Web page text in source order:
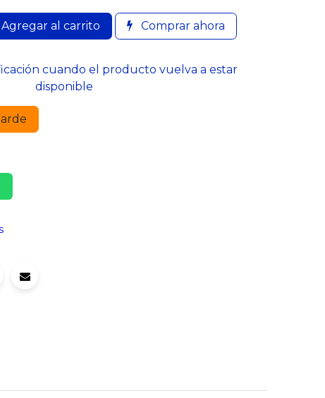
Agregar al carrito
Comprar ahora
cuando el producto vuelva a estar
disponible